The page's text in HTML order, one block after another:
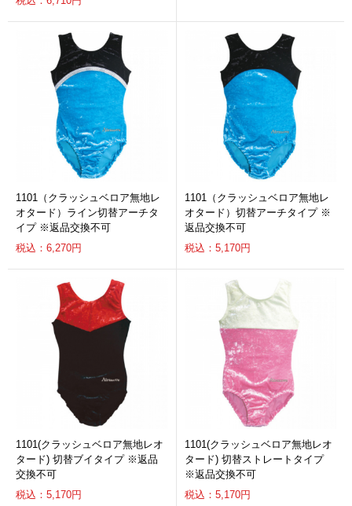
1101（クラッシュベロア無地レ
オタード）ライン切替アーチタ
イプ ※返品交換不可
税込：6,270円
1101（クラッシュベロア無地レ
オタード）切替アーチタイプ ※
返品交換不可
税込：5,170円
1101(クラッシュベロア無地レオ
タード) 切替ブイタイプ ※返品
交換不可
税込：5,170円
1101(クラッシュベロア無地レオ
タード) 切替ストレートタイプ
※返品交換不可
税込：5,170円